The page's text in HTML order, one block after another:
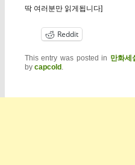
딱 여러분만 읽게됩니다]
Reddit
This entry was posted in 만화세
by capcold .